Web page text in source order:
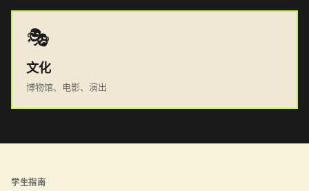
🎭
文化
博物馆、电影、演出
学生指南